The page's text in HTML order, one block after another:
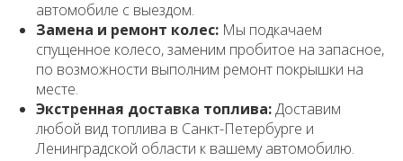
автомобиле с выездом.
Замена и ремонт колес: Мы подкачаем
спущенное колесо, заменим пробитое на запасное,
по возможности выполним ремонт покрышки на
месте.
Экстренная доставка топлива:Доставим
любой вид топлива в Санкт-Петербурге и
Ленинградской области к вашему автомобилю.